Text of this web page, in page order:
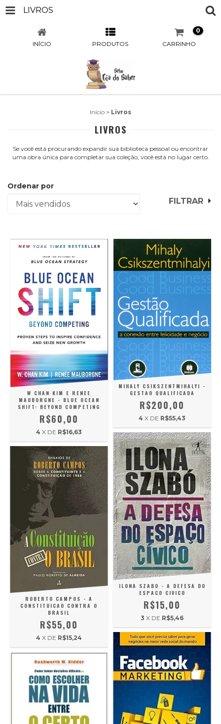
LIVROS
INÍCIO PRODUTOS CARRINHO
0
Início > Livros
LIVROS
Se você está procurando expandir sua biblioteca pessoal ou encontrar
uma obra única para completar sua coleção, você está no lugar certo.
Ordenar por
FILTRAR
W CHAN KIM E RENEE
MAUBORGNE - BLUE OCEAN
SHIFT: BEYOND COMPETING
R$60,00
4 X DE R$16,63
MIHALY CSIKSZENTMIHALYI -
GESTAO QUALIFICADA
R$200,00
4 X DE R$55,43
ROBERTO CAMPOS - A
CONSTITUICAO CONTRA O
BRASIL
R$55,00
4 X DE R$15,24
ILONA SZABO - A DEFESA DO
ESPACO CIVICO
R$15,00
3 X DE R$5,46